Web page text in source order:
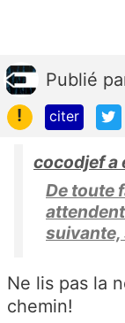
Publié
!
citer
cocodjef a
De toute
suivante,
Ne lis pas la
chemin!